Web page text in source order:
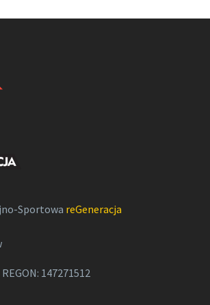
Sportowa reGeneracja
147271512